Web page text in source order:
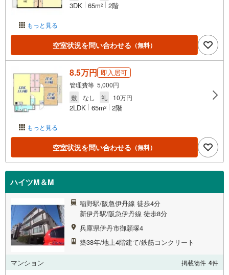
もっと見る
3DK 65m2 2階
空室状況を問い合わせる （無料）
もっと見る
8.5万円 即入居可
管理費等 5,000円
敷
なし 礼 10万円
2LDK 65m2 2階
空室状況を問い合わせる （無料）
ハイツM＆M
稲野駅/阪急伊丹線 徒歩4分
新伊丹駅/阪急伊丹線 徒歩8分
兵庫県伊丹市御願塚4
築38年/地上4階建て/鉄筋コンクリート
マンション 掲載物件 4件